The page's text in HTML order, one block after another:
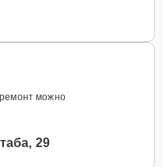
ремонт можно
29